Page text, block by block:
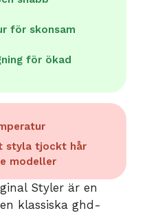
för skonsam
för ökad
styla tjockt hår
modeller
Styler är en
klassiska ghd-